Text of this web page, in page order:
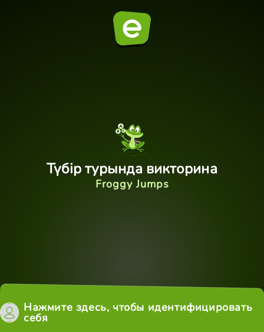
Түбір турында викторина
Froggy Jumps
Нажмите здесь, чтобы идентифицировать
себя